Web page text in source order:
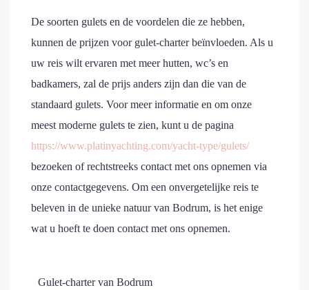
De soorten gulets en de voordelen die ze hebben,
kunnen de prijzen voor gulet-charter beïnvloeden. Als u
uw reis wilt ervaren met meer hutten, wc’s en
badkamers, zal de prijs anders zijn dan die van de
standaard gulets. Voor meer informatie en om onze
meest moderne gulets te zien, kunt u de pagina
https://www.platinyachting.com/yacht-type/gulets/
bezoeken of rechtstreeks contact met ons opnemen via
onze contactgegevens. Om een onvergetelijke reis te
beleven in de unieke natuur van Bodrum, is het enige
wat u hoeft te doen contact met ons opnemen.
Gulet-charter van Bodrum